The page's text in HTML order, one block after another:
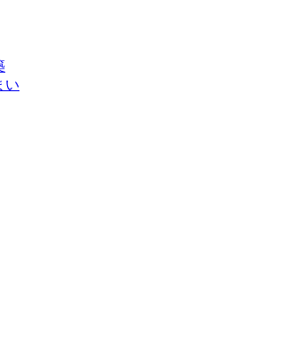
い